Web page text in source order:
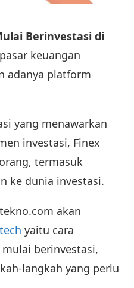
Berinvestasi di
keuangan
adanya platform
yang menawarkan
investasi, Finex
termasuk
ke dunia investasi.
akan
yaitu cara
berinvestasi,
langkah yang perlu